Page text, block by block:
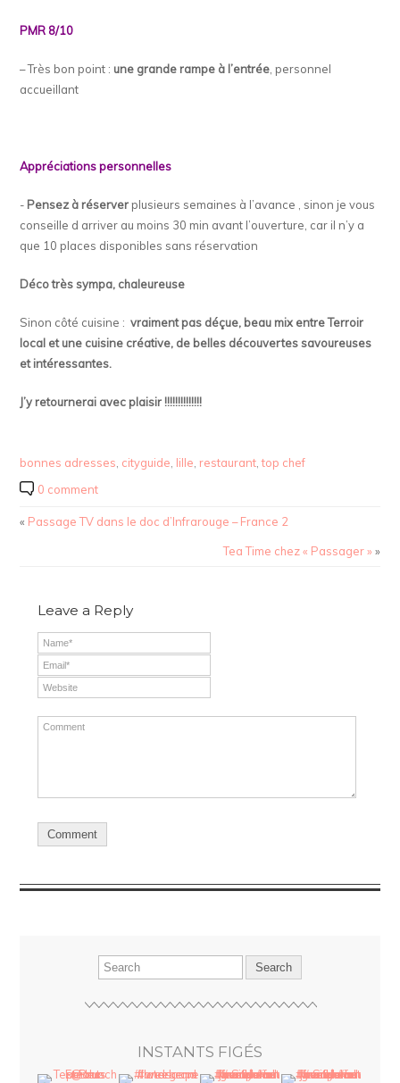
PMR 8/10
– Très bon point : une grande rampe à l’entrée , personnel
accueillant
Appréciations personnelles
- Pensez à réserverplusieurs semaines à l’avance , sinon je vous
conseille d arriver au moins 30 min avant l’ouverture, car il n’y a
que 10 places disponibles sans réservation
Déco très sympa, chaleureuse
Sinon côté cuisine :vraiment pas déçue, beau mix entre Terroir
local et une cuisine créative, de belles découvertes savoureuses
et intéressantes.
J’y retournerai avec plaisir !!!!!!!!!!!!!!
bonnes adresses cityguide lille ,restaurant ,top chef
0 comment
« Passage TV dans le doc d’Infrarouge – France 2
Tea Time chez « Passager » »
Leave a Reply
INSTANTS FIGÉS